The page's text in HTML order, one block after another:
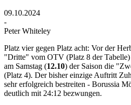
09.10.2024
-
Peter Whiteley
Platz vier gegen Platz acht: Vor der
"Dritte" vom OTV (Platz 8 der
am Samstag (12.10) der Saison die
(Platz 4). Der bisher einzige Auftritt
sehr erfolgreich bestreiten - Borussia
deutlich mit 24:12 bezwungen.